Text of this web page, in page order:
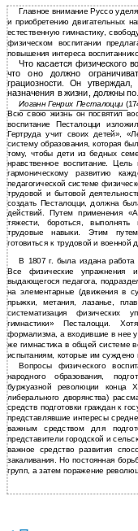
Главное внимание Руссо
и приобретению двигательных
естественную гимнастику,
физическом воспитании
повышения интереса
Что касается физического
что оно должно
грациозности. Он
назначения в жизни, должны
Иоганн Генрих Песталоцци
Всю свою жизнь он посвятил
воспитание Песталоцци
Гертруда учит своих детей»,
систему образования, которая
тому, чтобы дети из бедных
нравственное воспитание.
гармоническому развитию
педагогической системе
трудовой и бытовой
создать Песталоцци, должна
действий. Путем применения
тяжести, бороться,
трудовые навыки. Этим
готовиться к трудовой и военной
В 1807 г. была издана работа
Все физические упражнения
выдающегося педагога,
на элементарные (движения в
прыжки, метания, лазанье,
систематизация физических
гимнастики» Песталоцци.
формализма, а входившие в нее
же гимнастика в общей системе
испытаниям, которые им суждено
Вопросы физического
народного образования,
буржуазной революции конца
либерального дворянства)
средств подготовки граждан к
представлявшие интересы
важным средством для
представители городской и
важное средство развития
закаливания. Но постоянная
групп, а затем поражение